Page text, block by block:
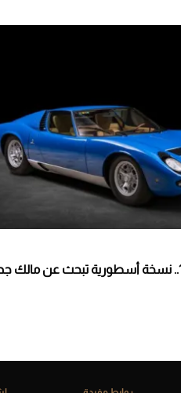
لامبورجيني ميورا 1967.. نسخة أسطورية تبحث عن